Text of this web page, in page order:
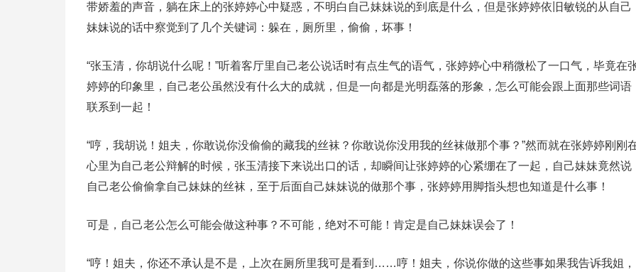
带娇羞的声音，躺在床上的张婷婷心中疑惑，不明白自己妹妹说的到底是什么，但是张婷婷依旧敏锐的从自己
妹妹说的话中察觉到了几个关键词：躲在，厕所里，偷偷，坏事！
“张玉清，你胡说什么呢！”听着客厅里自己老公说话时有点生气的语气，张婷婷心中稍微松了一口气，毕竟在
婷婷的印象里，自己老公虽然没有什么大的成就，但是一向都是光明磊落的形象，怎么可能会跟上面那些词语
联系到一起！
“哼，我胡说！姐夫，你敢说你没偷偷的藏我的丝袜？你敢说你没用我的丝袜做那个事？”然而就在张婷婷刚刚
心里为自己老公辩解的时候，张玉清接下来说出口的话，却瞬间让张婷婷的心紧绷在了一起，自己妹妹竟然说
自己老公偷偷拿自己妹妹的丝袜，至于后面自己妹妹说的做那个事，张婷婷用脚指头想也知道是什么事！
可是，自己老公怎么可能会做这种事？不可能，绝对不可能！肯定是自己妹妹误会了！
“哼！姐夫，你还不承认是不是，上次在厕所里我可是看到……哼！姐夫，你说你做的这些事如果我告诉我姐，